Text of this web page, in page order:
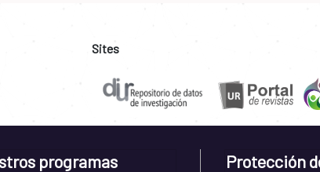
Sites
programas Protección